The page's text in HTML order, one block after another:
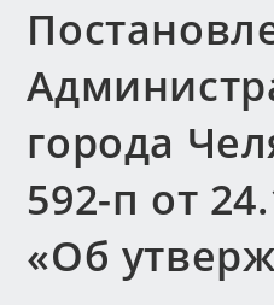
города
592-п от
«Об